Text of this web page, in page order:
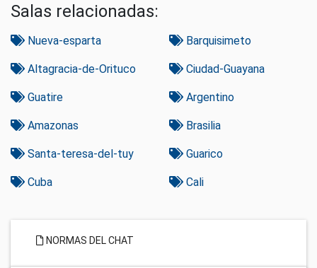
Salas relacionadas:
Nueva-esparta Barquisimeto
Altagracia-de-Orituco Ciudad-Guayana
Guatire Argentino
Amazonas Brasilia
Santa-teresa-del-tuy Guarico
Cuba Cali
NORMAS DEL CHAT